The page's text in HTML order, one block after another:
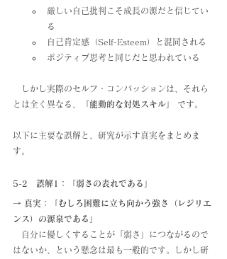
厳しい自己批判こそ成長の源だと信じてい
る
自己肯定感（Self-Esteem）と混同される
ポジティブ思考と同じだと思われている
しかし実際のセルフ・コンパッションは、それら
とは全く異なる、
「能動的な対処スキル」 です。
以下に主要な誤解と、研究が示す真実をまとめま
す。
5-2　誤解1：「弱さの表れである」
→ 真実：「むしろ困難に立ち向かう強さ（レジリエ
ンス）の源泉である」
自分に優しくすることが「弱さ」につながるので
はないか、という懸念は最も一般的です。しかし研